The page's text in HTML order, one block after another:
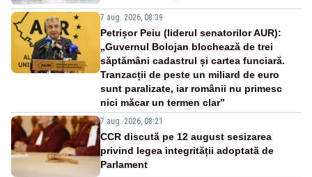
7 aug. 2026, 08:39
Petrișor Peiu (liderul senatorilor AUR):
„Guvernul Bolojan blochează de trei
săptămâni cadastrul și cartea funciară.
Tranzacții de peste un miliard de euro
sunt paralizate, iar românii nu primesc
nici măcar un termen clar”
7 aug. 2026, 08:21
CCR discută pe 12 august sesizarea
privind legea integrității adoptată de
Parlament